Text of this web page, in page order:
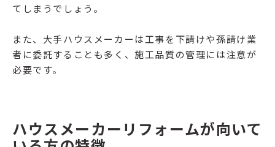
てしまうでしょう。
また、大手ハウスメーカーは工事を下請けや孫請け業
者に委託することも多く、施工品質の管理には注意が
必要です。
ハウスメーカーリフォームが向いて